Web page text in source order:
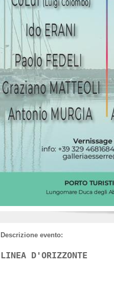
Descrizione evento:
LINEA D'ORIZZONTE